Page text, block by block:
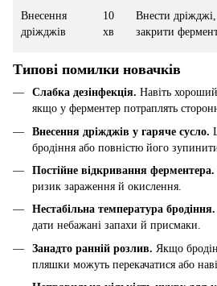
Внесення
дріжджів
10
хв
Внести дріжджі,
закрити
Типові помилки новачків
Слабка дезінфекція. Навіть
якщо у ферментер потраплять
Внесення дріжджів у гаряче сусло.
бродіння або повністю його
Постійне відкривання ферментера.
ризик зараження й окислення.
Нестабільна температура бродіння.
дати небажані запахи й присмаки.
Занадто ранній розлив. Якщо
пляшки можуть перекачатися або